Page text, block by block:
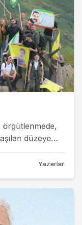
örgütlenmede,
düzeye
Yazarlar